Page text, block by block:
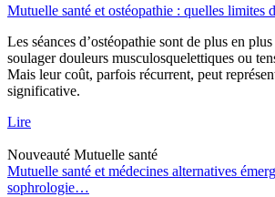
Mutuelle santé et ostéopathie : quelles limites
Les séances d’ostéopathie sont de plus en
soulager douleurs musculosquelettiques ou
Mais leur coût, parfois récurrent, peut
significative.
Lire
Nouveauté Mutuelle santé
Mutuelle santé et médecines alternatives
sophrologie…